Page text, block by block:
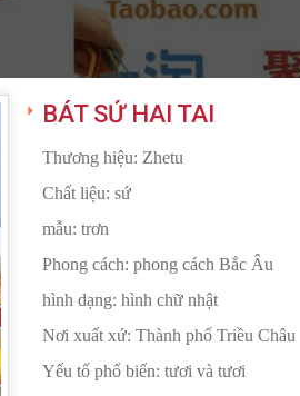
BÁT SỨ HAI TAI
Thương hiệu: Zhetu
Chất liệu: sứ
mẫu: trơn
Phong cách: phong cách Bắc Âu
hình dạng: hình chữ nhật
Nơi xuất xứ: Thành phố Triều Châu
Yếu tố phổ biến: tươi và tươi